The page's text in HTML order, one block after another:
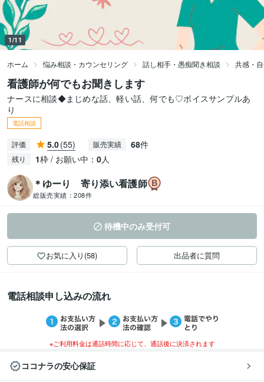
1/11
ホーム 悩み相談・カウンセリング 話し相手・愚痴聞き相談 共感・
看護師が何でもお聞きします
ナースに相談◆まじめな話、軽い話、何でも♡ボイスサンプルあ
り
電話相談
評価 5.0(55) 販売実績 68件
残り 1枠 / お願い中： 0人
＊ゆーり 寄り添い看護師
総販売実績： 208件
待機中のみ受付可
お気に入り(58) 出品者に質問
電話相談申し込みの流れ
※ご利用料金は通話時間に応じて、通話後に決済されます
ココナラの安心保証